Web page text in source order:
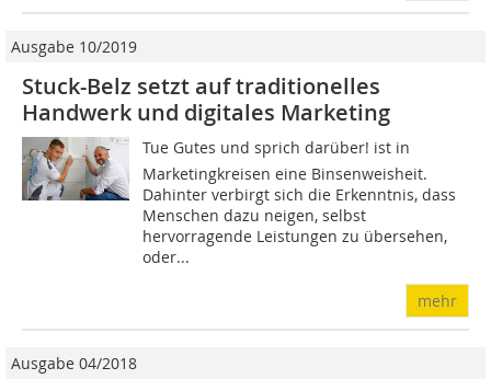
Ausgabe 10/2019
Stuck-Belz setzt auf traditionelles
Handwerk und digitales Marketing
Tue Gutes und sprich darüber! ist in
Marketingkreisen eine Binsenweisheit.
Dahinter verbirgt sich die Erkenntnis, dass
Menschen dazu neigen, selbst
hervorragende Leistungen zu übersehen,
oder...
mehr
Ausgabe 04/2018